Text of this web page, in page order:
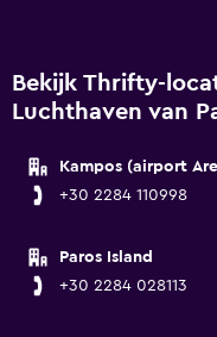
Bekijk Thrifty-
Luchthaven van
Kampos (airport
+30 2284 110998
Paros Island
+30 2284 028113